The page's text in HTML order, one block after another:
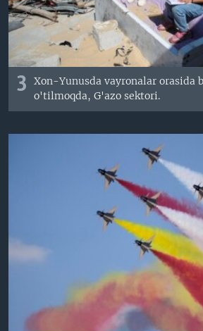
3
Xon-Yunusda vayronalar orasida
o'tilmoqda, G'azo sektori.